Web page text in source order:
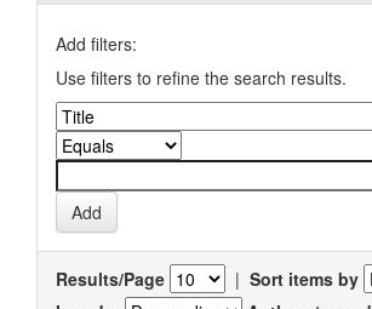
Add filters:
Use filters to refine the search results.
Results/Page | Sort items by